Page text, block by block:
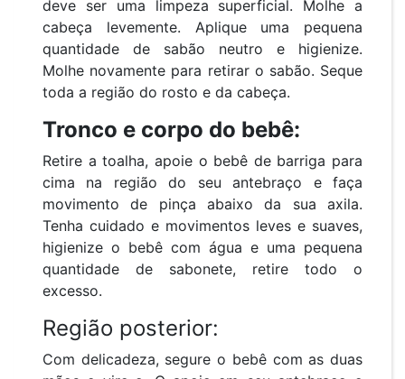
deve ser uma limpeza superficial. Molhe a
cabeça levemente. Aplique uma pequena
quantidade de sabão neutro e higienize.
Molhe novamente para retirar o sabão. Seque
toda a região do rosto e da cabeça.
Tronco e corpo do bebê:
Retire a toalha, apoie o bebê de barriga para
cima na região do seu antebraço e faça
movimento de pinça abaixo da sua axila.
Tenha cuidado e movimentos leves e suaves,
higienize o bebê com água e uma pequena
quantidade de sabonete, retire todo o
excesso.
Região posterior:
Com delicadeza, segure o bebê com as duas